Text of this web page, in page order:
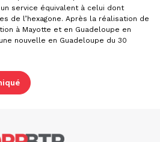
service équivalent à celui dont
de l’hexagone. Après la réalisation de
à Mayotte et en Guadeloupe en
une nouvelle en Guadeloupe du 30